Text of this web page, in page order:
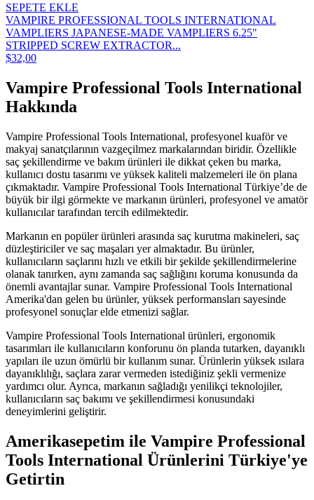
SEPETE EKLE
VAMPIRE PROFESSIONAL TOOLS INTERNATIONAL
VAMPLIERS JAPANESE-MADE VAMPLIERS 6.25"
STRIPPED SCREW EXTRACTOR...
$32,00
Vampire Professional Tools International
Hakkında
Vampire Professional Tools International, profesyonel kuaför ve
makyaj sanatçılarının vazgeçilmez markalarından biridir. Özellikle
saç şekillendirme ve bakım ürünleri ile dikkat çeken bu marka,
kullanıcı dostu tasarımı ve yüksek kaliteli malzemeleri ile ön plana
çıkmaktadır. Vampire Professional Tools International Türkiye’de de
büyük bir ilgi görmekte ve markanın ürünleri, profesyonel ve amatör
kullanıcılar tarafından tercih edilmektedir.
Markanın en popüler ürünleri arasında saç kurutma makineleri, saç
düzleştiriciler ve saç maşaları yer almaktadır. Bu ürünler,
kullanıcıların saçlarını hızlı ve etkili bir şekilde şekillendirmelerine
olanak tanırken, aynı zamanda saç sağlığını koruma konusunda da
önemli avantajlar sunar. Vampire Professional Tools International
Amerika'dan gelen bu ürünler, yüksek performansları sayesinde
profesyonel sonuçlar elde etmenizi sağlar.
Vampire Professional Tools International ürünleri, ergonomik
tasarımları ile kullanıcıların konforunu ön planda tutarken, dayanıklı
yapıları ile uzun ömürlü bir kullanım sunar. Ürünlerin yüksek ısılara
dayanıklılığı, saçlara zarar vermeden istediğiniz şekli vermenize
yardımcı olur. Ayrıca, markanın sağladığı yenilikçi teknolojiler,
kullanıcıların saç bakımı ve şekillendirmesi konusundaki
deneyimlerini geliştirir.
Amerikasepetim ile Vampire Professional
Tools International Ürünlerini Türkiye'ye
Getirtin